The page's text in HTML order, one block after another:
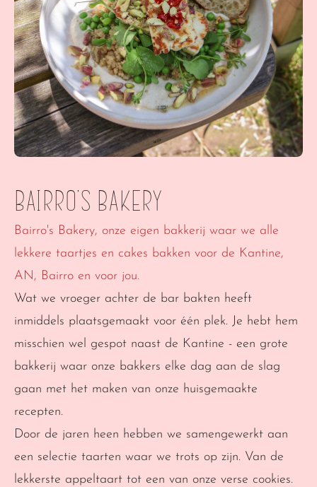
Bairro's Bakery
Bairro's Bakery, onze eigen bakkerij waar we alle
lekkere taartjes en cakes bakken voor de Kantine,
AN, Bairro en voor jou.
Wat we vroeger achter de bar bakten heeft
inmiddels plaatsgemaakt voor één plek. Je hebt hem
misschien wel gespot naast de Kantine - een grote
bakkerij waar onze bakkers elke dag aan de slag
gaan met het maken van onze huisgemaakte
recepten.
Door de jaren heen hebben we samengewerkt aan
een selectie taarten waar we trots op zijn. Van de
lekkerste appeltaart tot een van onze verse cookies.